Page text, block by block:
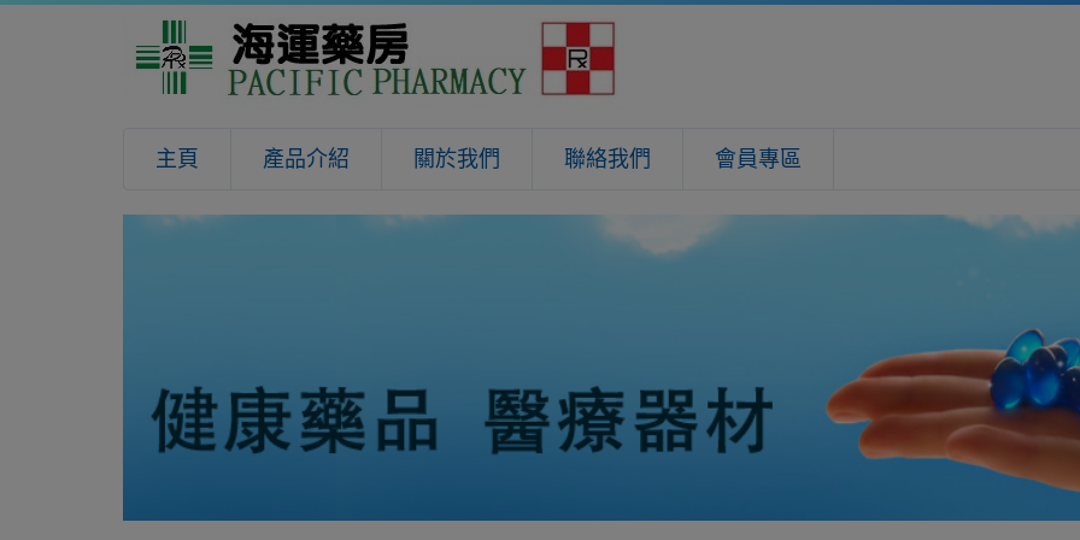
主頁 產品介紹 關於我們 聯絡我們 會員專區